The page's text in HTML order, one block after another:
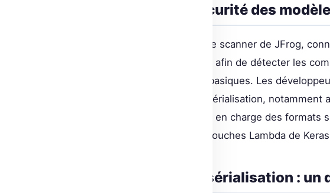
Amélioration de la sécurité des
Hugging Face choisit d’intégrer le scanner de JFrog,
profondeur le code des modèles afin de détecter les
être ignorés par des outils plus basiques. Les
exécution de code lors de la désérialisation,
adresse ce problème en prenant en charge des
des exploitations à travers des couches Lambda de
La vulnérabilité de la sérialisation : un